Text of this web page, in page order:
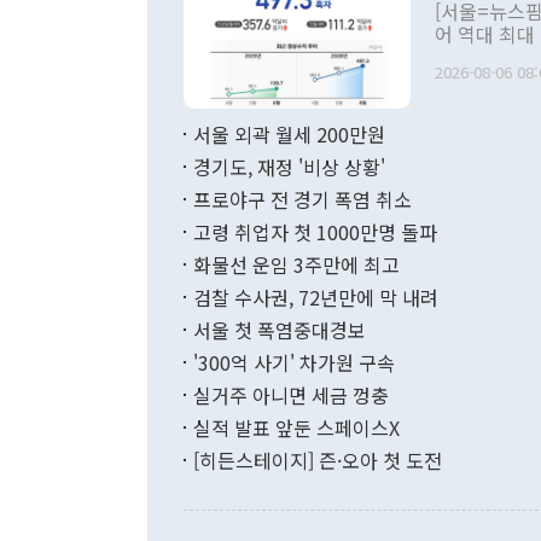
관 부처 장
관의 무리한
다. [정동영 통일부 장관이 지난달 23일 오후 서울 종로구 정부서울청사에
무너졌다고
함께 4자 대
"우리의 선
관은 업무
[서울=뉴스
어 역대 최
료=한국은행] 한국은행이 6일 발표한 '2026년 6월 국제수지(잠정)'
며 월간 기
196.9% 급
수출은
기록했지만
로 전환됐다.
는 배당수입
2026-08-06
서울 외곽 월세 200만원
경기도, 재정 '비상 상황'
프로야구 전 경기 폭염 취소
고령 취업자 첫 1000만명 돌파
화물선 운임 3주만에 최고
검찰 수사권, 72년만에 막 내려
서울 첫 폭염중대경보
'300억 사기' 차가원 구속
실거주 아니면 세금 껑충
실적 발표 앞둔 스페이스X
[히든스테이지] 즌·오아 첫 도전